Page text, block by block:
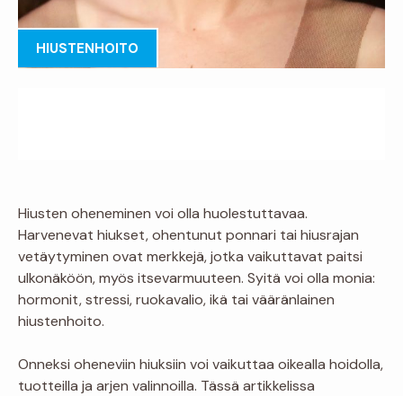
HIUSTENHOITO
Hiusten oheneminen voi olla huolestuttavaa.
Harvenevat hiukset, ohentunut ponnari tai hiusrajan
vetäytyminen ovat merkkejä, jotka vaikuttavat paitsi
ulkonäköön, myös itsevarmuuteen. Syitä voi olla monia:
hormonit, stressi, ruokavalio, ikä tai vääränlainen
hiustenhoito.
Onneksi oheneviin hiuksiin voi vaikuttaa oikealla hoidolla,
tuotteilla ja arjen valinnoilla. Tässä artikkelissa